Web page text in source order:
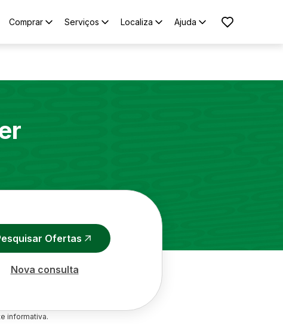
Comprar Serviços Localiza Ajuda
Ofertas
Nova consulta
informativa.